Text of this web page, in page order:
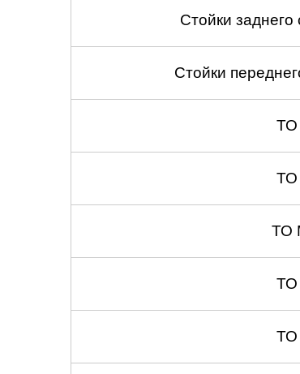
Стойки
Стойки
ТО
ТО
ТО
ТО
ТО